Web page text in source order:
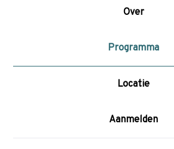
g
Over
Programma
Locatie
Aanmelden